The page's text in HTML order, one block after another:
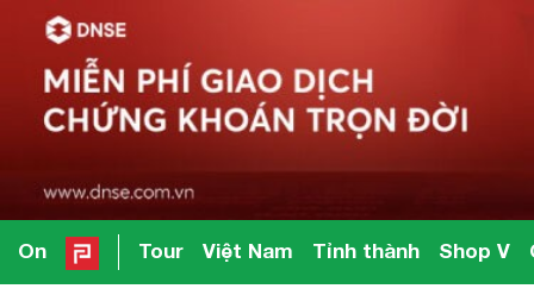
On Tour Việt Nam Tỉnh thành Shop V